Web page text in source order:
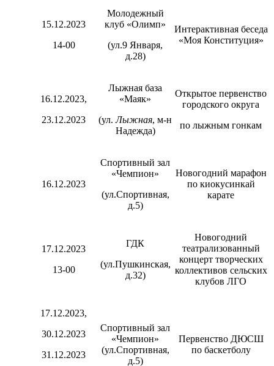
15.12.2023
14-00
Молодежный
клуб «Олимп»
(ул.9 Января,
д.28)
Интерактивная беседа
«Моя Конституция»
16.12.2023,
23.12.2023
Лыжная база
«Маяк»
(ул.Лыжная, м-н
Надежда)
Открытое первенство
городского округа
по лыжным гонкам
16.12.2023
Спортивный зал
«Чемпион»
(ул.Спортивная,
д.5)
Новогодний марафон
по киокусинкай
карате
17.12.2023
13-00
ГДК
(ул.Пушкинская,
д.32)
Новогодний
театрализованный
концерт творческих
коллективов сельских
клубов ЛГО
17.12.2023,
30.12.2023
31.12.2023
Спортивный зал
«Чемпион»
(ул.Спортивная,
д.5)
Первенство ДЮСШ
по баскетболу